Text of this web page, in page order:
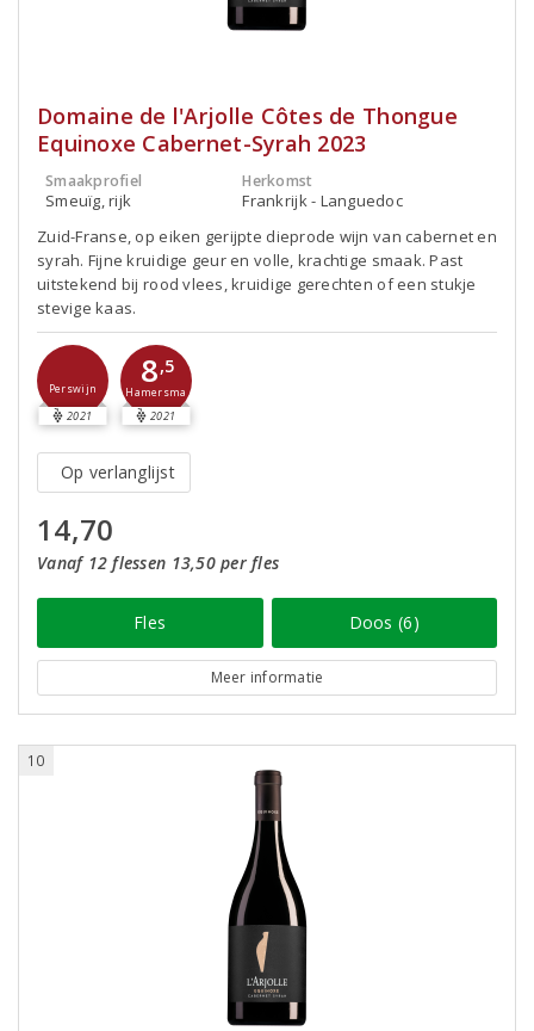
Domaine de l'Arjolle Côtes de Thongue
Equinoxe Cabernet-Syrah 2023
Smaakprofiel
Smeuïg, rijk
Herkomst
Frankrijk - Languedoc
Zuid-Franse, op eiken gerijpte dieprode wijn van cabernet en
syrah. Fijne kruidige geur en volle, krachtige smaak. Past
uitstekend bij rood vlees, kruidige gerechten of een stukje
stevige kaas.
Perswijn
2021
8,5
Hamersma
2021
Op verlanglijst
14,70
Vanaf 12 flessen 13,50 per fles
Fles Doos (6)
Meer informatie
10